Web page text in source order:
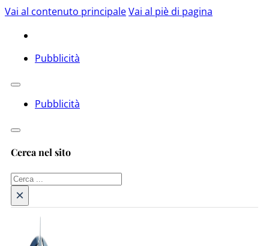
Vai al contenuto principaleVai al piè di pagina
Pubblicità
Pubblicità
Cerca nel sito
Cerca
×